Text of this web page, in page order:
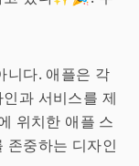
니다. 애플은 각
과 서비스를 제
위치한 애플 스
존중하는 디자인